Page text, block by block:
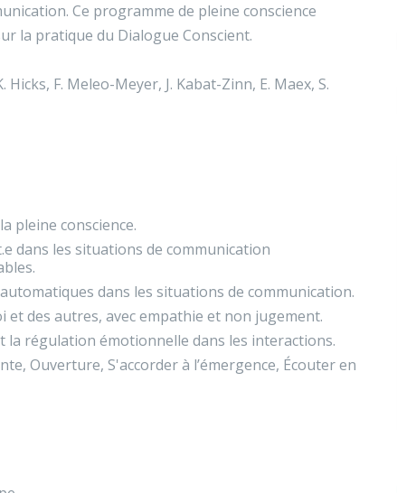
Ce programme de pleine conscience
la pratique du Dialogue Conscient.
F. Meleo-Meyer, J. Kabat-Zinn, E. Maex, S.
pleine conscience.
dans les situations de communication
dans les situations de communication.
et des autres, avec empathie et non jugement.
la régulation émotionnelle dans les interactions.
Ouverture, S'accorder à l’émergence, Écouter en